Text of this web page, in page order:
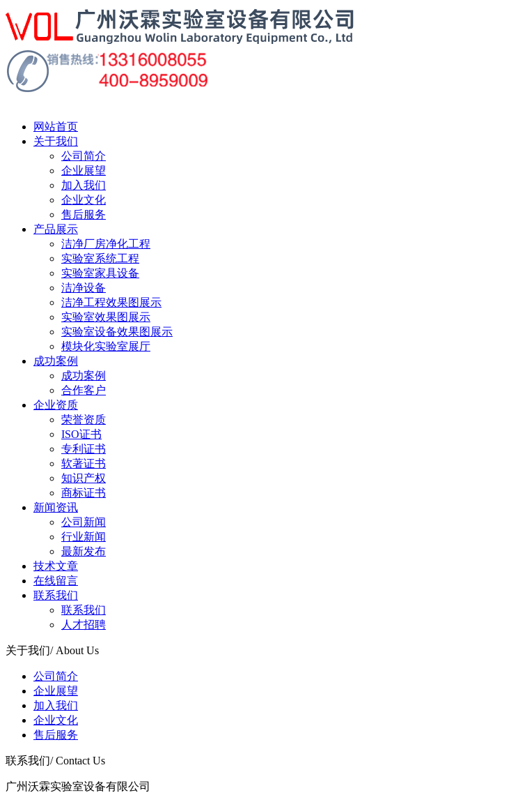
网站首页
关于我们
公司简介
企业展望
加入我们
企业文化
售后服务
产品展示
洁净厂房净化工程
实验室系统工程
实验室家具设备
洁净设备
洁净工程效果图展示
实验室效果图展示
实验室设备效果图展示
模块化实验室展厅
成功案例
成功案例
合作客户
企业资质
荣誉资质
ISO证书
专利证书
软著证书
知识产权
商标证书
新闻资讯
公司新闻
行业新闻
最新发布
技术文章
在线留言
联系我们
联系我们
人才招聘
关于我们/ About Us
公司简介
企业展望
加入我们
企业文化
售后服务
联系我们/ Contact Us
广州沃霖实验室设备有限公司